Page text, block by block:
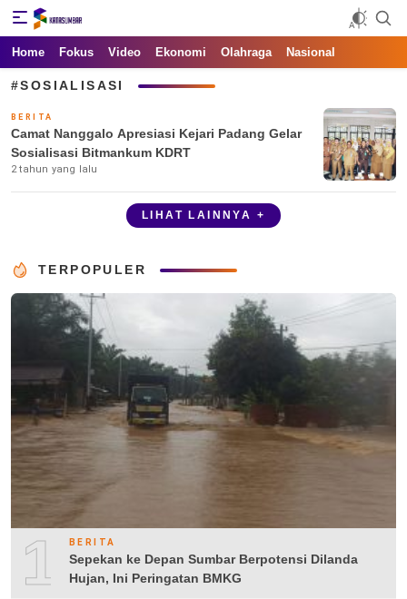
Kata Sumbar
Berita Sumbar Hari Ini
Home Fokus Video Ekonomi Olahraga Nasional
#SOSIALISASI
BERITA
Camat Nanggalo Apresiasi Kejari Padang Gelar
Sosialisasi Bitmankum KDRT
2 tahun yang lalu
LIHAT LAINNYA +
TERPOPULER
1 BERITA
Sepekan ke Depan Sumbar Berpotensi Dilanda
Hujan, Ini Peringatan BMKG